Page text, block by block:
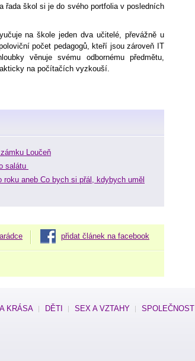
řada škol si je do svého portfolia v posledních
na škole jeden dva učitelé, převážně u
počet pedagogů, kteří jsou zároveň IT
věnuje svému odbornému předmětu,
na počítačích vyzkouší.
Loučeň
salátu
aneb Co bych si přál, kdybych uměl
přidat článek na facebook
KRÁSA DĚTI SEX A VZTAHY SPOLEČNOST